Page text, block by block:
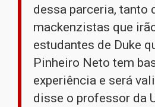
dessa parceria, tanto
mackenzistas que
estudantes de Duke
Pinheiro Neto tem
experiência e será
disse o professor da